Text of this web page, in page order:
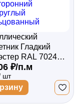
Гладкий
RAL 7024
асфальт)
₽/п.м
шт